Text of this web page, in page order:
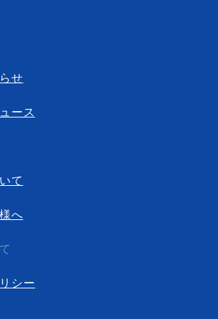
せ
ース
て
へ
シー